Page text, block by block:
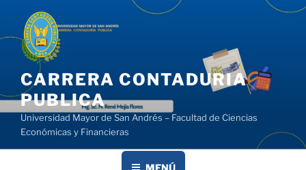
contenido
CARRERA CONTADURIA
PUBLICA
Universidad Mayor de San Andrés – Facultad de Ciencias
Económicas y Financieras
MENÚ